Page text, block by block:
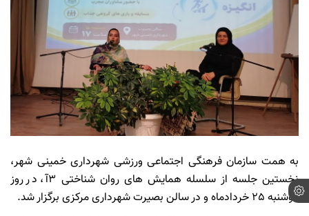
به همت سازمان فرهنگی اجتماعی ورزشی شهرداری خمینی شهر،
نخستین جلسه از سلسله همایش های روان شناختی 3آ، در روز
دوشنبه 25 خردادماه و در سالن بصیرت شهرداری مرکزی برگزار شد.